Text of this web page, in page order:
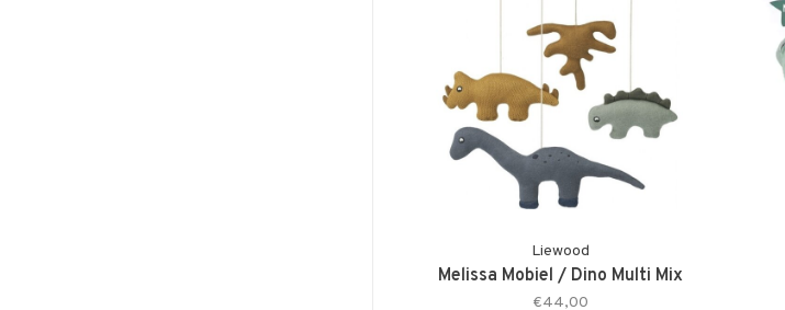
Liewood
Melissa Mobiel / Dino Multi Mix
€44,00